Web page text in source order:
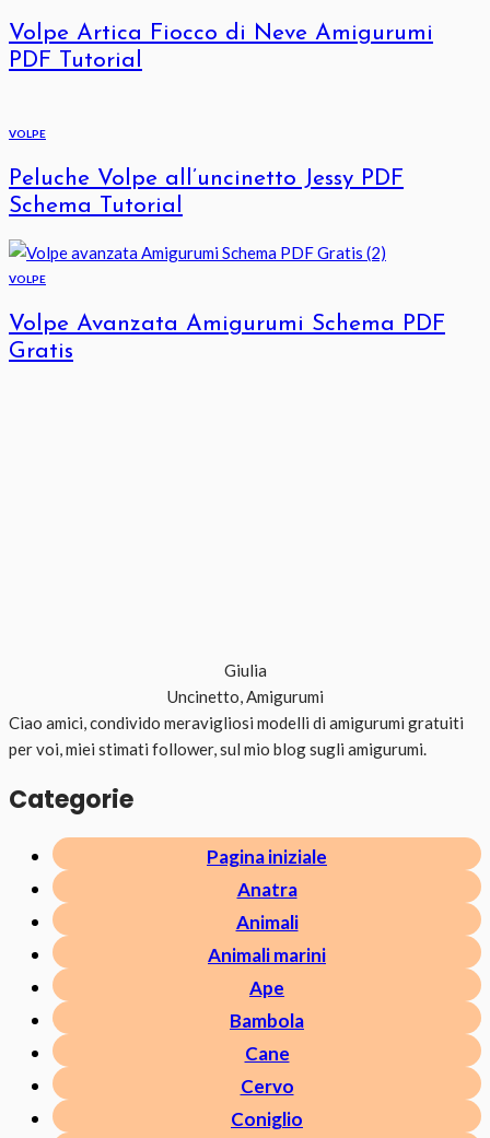
Volpe Artica Fiocco di Neve Amigurumi
PDF Tutorial
VOLPE
Peluche Volpe all’uncinetto Jessy PDF
Schema Tutorial
VOLPE
Volpe Avanzata Amigurumi Schema PDF
Gratis
Giulia
Uncinetto, Amigurumi
Ciao amici, condivido meravigliosi modelli di amigurumi gratuiti
per voi, miei stimati follower, sul mio blog sugli amigurumi.
Categorie
Pagina iniziale
Anatra
Animali
Animali marini
Ape
Bambola
Cane
Cervo
Coniglio